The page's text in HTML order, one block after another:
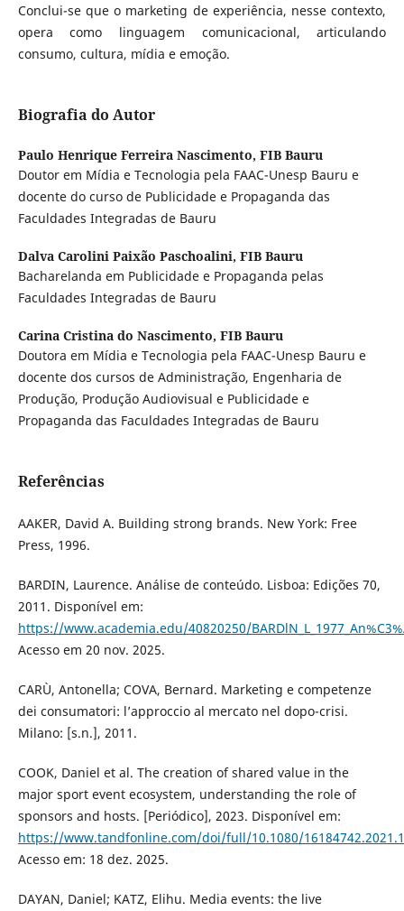
Conclui-se que o marketing de experiência, nesse contexto,
opera como linguagem comunicacional, articulando
consumo, cultura, mídia e emoção.
Biografia do Autor
Paulo Henrique Ferreira Nascimento, FIB Bauru
Doutor em Mídia e Tecnologia pela FAAC-Unesp Bauru e
docente do curso de Publicidade e Propaganda das
Faculdades Integradas de Bauru
Dalva Carolini Paixão Paschoalini, FIB Bauru
Bacharelanda em Publicidade e Propaganda pelas
Faculdades Integradas de Bauru
Carina Cristina do Nascimento, FIB Bauru
Doutora em Mídia e Tecnologia pela FAAC-Unesp Bauru e
docente dos cursos de Administração, Engenharia de
Produção, Produção Audiovisual e Publicidade e
Propaganda das Faculdades Integradas de Bauru
Referências
AAKER, David A. Building strong brands. New York: Free
Press, 1996.
BARDIN, Laurence. Análise de conteúdo. Lisboa: Edições 70,
2011. Disponível em:
https://www.academia.edu/40820250/
Acesso em 20 nov. 2025.
CARÙ, Antonella; COVA, Bernard. Marketing e competenze
dei consumatori: l’approccio al mercato nel dopo-crisi.
Milano: [s.n.], 2011.
COOK, Daniel et al. The creation of shared value in the
major sport event ecosystem, understanding the role of
sponsors and hosts. [Periódico], 2023. Disponível em:
https://www.tandfonline.com/doi/full/10.1080/
Acesso em: 18 dez. 2025.
DAYAN, Daniel; KATZ, Elihu. Media events: the live